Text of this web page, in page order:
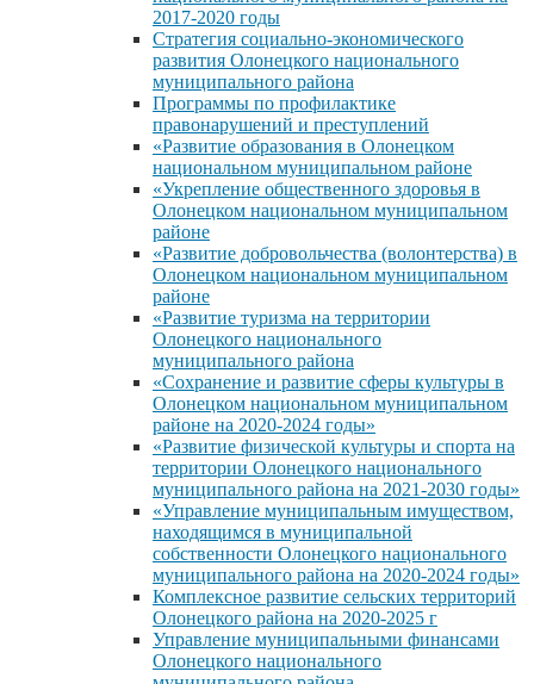
2017-2020 годы
Стратегия социально-экономического
развития Олонецкого национального
муниципального района
Программы по профилактике
правонарушений и преступлений
«Развитие образования в Олонецком
национальном муниципальном районе
«Укрепление общественного здоровья в
Олонецком национальном муниципальном
районе
«Развитие добровольчества (волонтерства) в
Олонецком национальном муниципальном
районе
«Развитие туризма на территории
Олонецкого национального
муниципального района
«Сохранение и развитие сферы культуры в
Олонецком национальном муниципальном
районе на 2020-2024 годы»
«Развитие физической культуры и спорта на
территории Олонецкого национального
муниципального района на 2021-2030 годы»
«Управление муниципальным имуществом,
находящимся в муниципальной
собственности Олонецкого национального
муниципального района на 2020-2024 годы»
Комплексное развитие сельских территорий
Олонецкого района на 2020-2025 г
Управление муниципальными финансами
Олонецкого национального